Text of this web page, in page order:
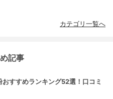
カテゴリ一覧へ
記事
すすめランキング52選！口コミ